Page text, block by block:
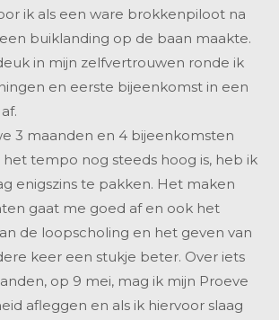
ik als een ware brokkenpiloot na
buiklanding op de baan maakte.
in mijn zelfvertrouwen ronde ik
en eerste bijeenkomst in een
3 maanden en 4 bijeenkomsten
tempo nog steeds hoog is, heb ik
enigszins te pakken. Het maken
gaat me goed af en ook het
de loopscholing en het geven van
keer een stukje beter. Over iets
op 9 mei, mag ik mijn Proeve
afleggen en als ik hiervoor slaag